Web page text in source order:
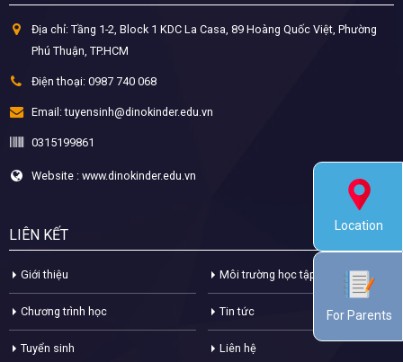
Địa chỉ: Tầng 1-2, Block 1 KDC La Casa, 89 Hoàng Quốc Việt, Phường
Phú Thuận, TP.HCM
Điện thoại: 0987 740 068
Email: tuyensinh@dinokinder.edu.vn
0315199861
Website : www.dinokinder.edu.vn
LIÊN KẾT
Giới thiệu
Chương trình học
Tuyển sinh
Môi trường học tập
Tin tức
Liên hệ
Location
For Parents